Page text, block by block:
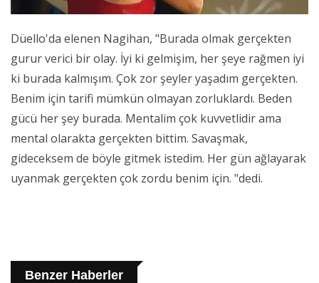
Düello'da elenen Nagihan, "Burada olmak gerçekten
gurur verici bir olay. İyi ki gelmişim, her şeye rağmen iyi
ki burada kalmışım. Çok zor şeyler yaşadım gerçekten.
Benim için tarifi mümkün olmayan zorluklardı. Beden
gücü her şey burada. Mentalim çok kuvvetlidir ama
mental olarakta gerçekten bittim. Savaşmak,
gideceksem de böyle gitmek istedim. Her gün ağlayarak
uyanmak gerçekten çok zordu benim için. "dedi.
Benzer Haberler